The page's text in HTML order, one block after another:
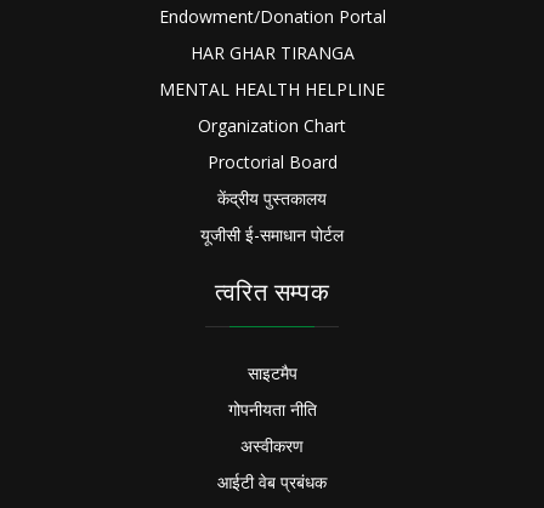
Endowment/Donation Portal
HAR GHAR TIRANGA
MENTAL HEALTH HELPLINE
Organization Chart
Proctorial Board
केंद्रीय पुस्तकालय
यूजीसी ई-समाधान पोर्टल
त्वरित सम्पक
साइटमैप
गोपनीयता नीति
अस्वीकरण
आईटी वेब प्रबंधक